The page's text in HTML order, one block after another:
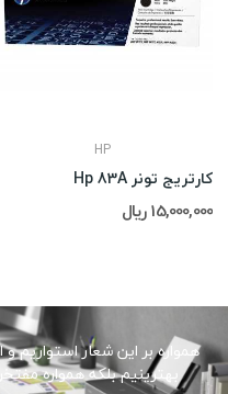
HP
کارتریج تونر Hp 83A
15,000,000 ریال
همواره بر این شعار
بهترینیم بلکه همواره